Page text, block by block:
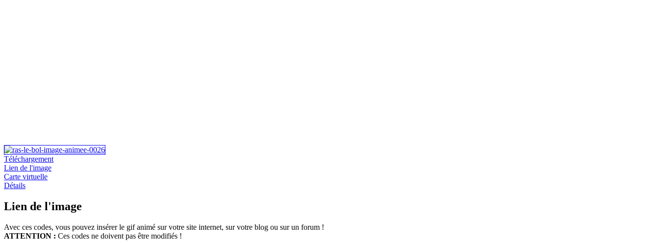
Téléchargement
Lien de l'image
Carte virtuelle
Détails
Lien de l'image
Avec ces codes, vous pouvez insérer le gif animé sur votre site internet, sur votre blog ou sur un forum !
ATTENTION : Ces codes ne doivent pas être modifiés !